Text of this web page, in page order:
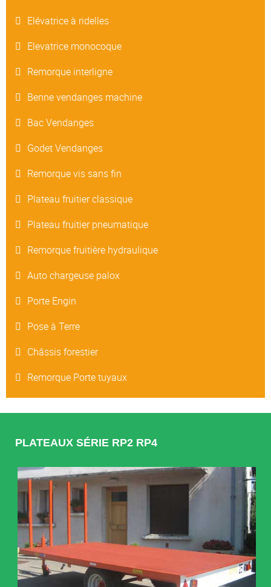
Elévatrice à ridelles
Elevatrice monocoque
Remorque interligne
Benne vendanges machine
Bac Vendanges
Godet Vendanges
Remorque vis sans fin
Plateau fruitier classique
Plateau fruitier pneumatique
Remorque fruitière hydraulique
Auto chargeuse palox
Porte Engin
Pose à Terre
Châssis forestier
Remorque Porte tuyaux
PLATEAUX SÉRIE RP2 RP4